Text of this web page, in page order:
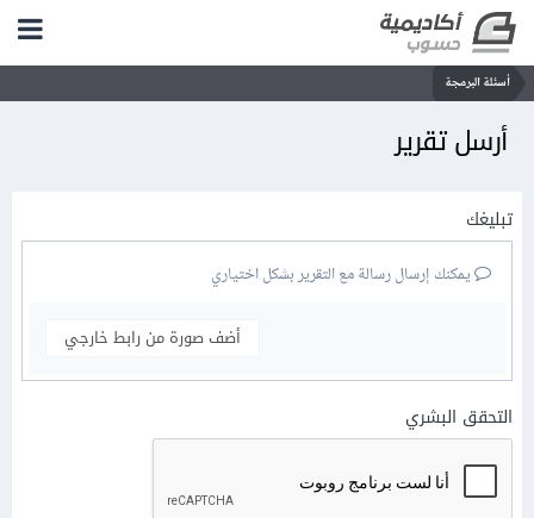
أسئلة البرمجة
أرسل تقرير
تبليغك
يمكنك إرسال رسالة مع التقرير بشكل اختياري
أضف صورة من رابط خارجي
التحقق البشري